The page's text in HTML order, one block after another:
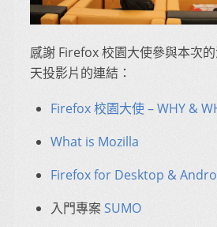
感謝 Firefox 校園大使參與本次
天投影片的連結：
Firefox 校園大使 – WHY &
What is Mozilla
Firefox for Desktop &
入門專案SUMO